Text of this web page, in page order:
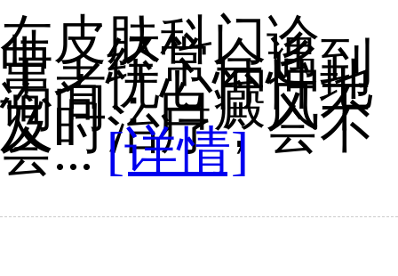
在皮肤科门诊
中，经常会遇到
患者忧心忡忡地
询问：白癜风不
及时治疗，会不
会... [详情]